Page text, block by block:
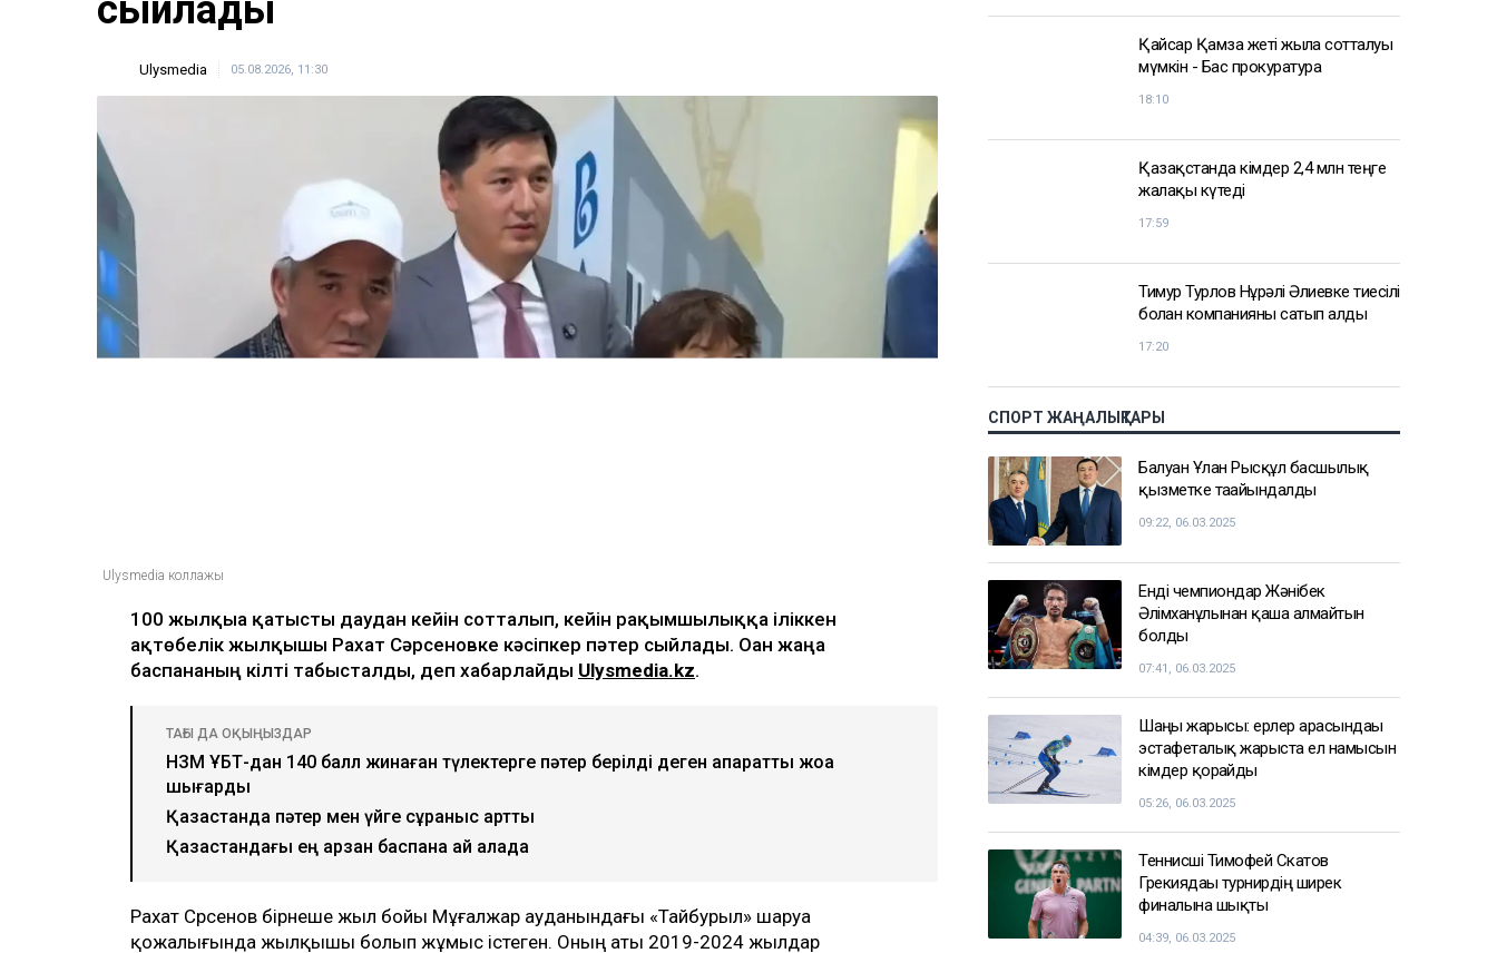
ULYSMEDIA.KZ
100 жылқы дауына байланысты сотталған
ақтөбелік жылқышыға кәсіпкер пәтер
сыйлады
Ulysmedia 05.08.2026, 11:30
Ulysmedia коллажы
100 жылқыға қатысты даудан кейін сотталып, кейін рақымшылыққа іліккен
ақтөбелік жылқышы Рахат Сәрсеновке кәсіпкер пәтер сыйлады. Оған жаңа
Доллар бағамы үш күн қатарынан
төмендеді
18:52
Қайсар Қамза жеті жылға сотталуы
мүмкін - Бас прокуратура
18:10
жалақы күтеді
болған компанияны сатып алды
17:20
СПОРТ ЖАҢАЛЫҚТАРЫ
Балуан Ұлан Рысқұл басшылық
қызметке тағайындалды
09:22, 06.03.2025
Енді чемпиондар Жәнібек
Әлімханұлынан қаша алмайтын
болды